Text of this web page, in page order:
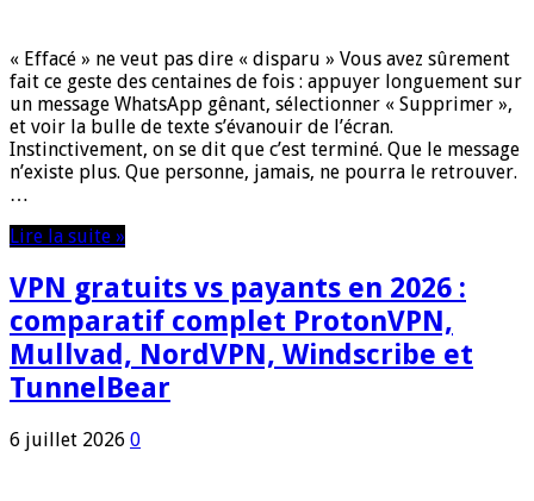
« Effacé » ne veut pas dire « disparu » Vous avez sûrement
fait ce geste des centaines de fois : appuyer longuement sur
un message WhatsApp gênant, sélectionner « Supprimer »,
et voir la bulle de texte s’évanouir de l’écran.
Instinctivement, on se dit que c’est terminé. Que le message
n’existe plus. Que personne, jamais, ne pourra le retrouver.
…
Lire la suite »
VPN gratuits vs payants en 2026 :
comparatif complet ProtonVPN,
Mullvad, NordVPN, Windscribe et
TunnelBear
6 juillet 2026 0